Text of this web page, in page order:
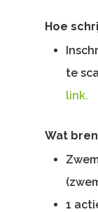
Hoe
te
link.
Wat
1